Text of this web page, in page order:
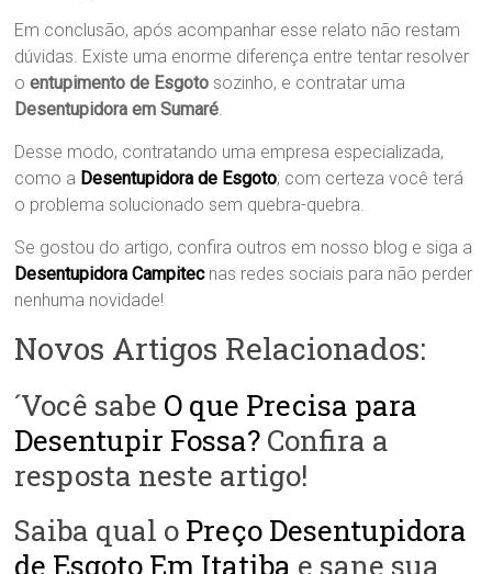
Em conclusão, após acompanhar esse relato não restam
dúvidas. Existe uma enorme diferença entre tentar resolver
oentupimento de Esgoto sozinho, e contratar uma
Desentupidora em Sumaré
Desse modo, contratando uma empresa especializada,
como a Desentupidora de Esgoto; com certeza você terá
o problema solucionado sem quebra-quebra.
Se gostou do artigo, confira outros em nosso blog e siga a
Desentupidora Campitecnas redes sociais para não perder
nenhuma novidade!
Novos Artigos Relacionados:
´Você sabe O que Precisa para
Desentupir Fossa? Confira a
resposta neste artigo!
Saiba qual o Preço Desentupidora
de Esgoto Em Itatiba e sane sua